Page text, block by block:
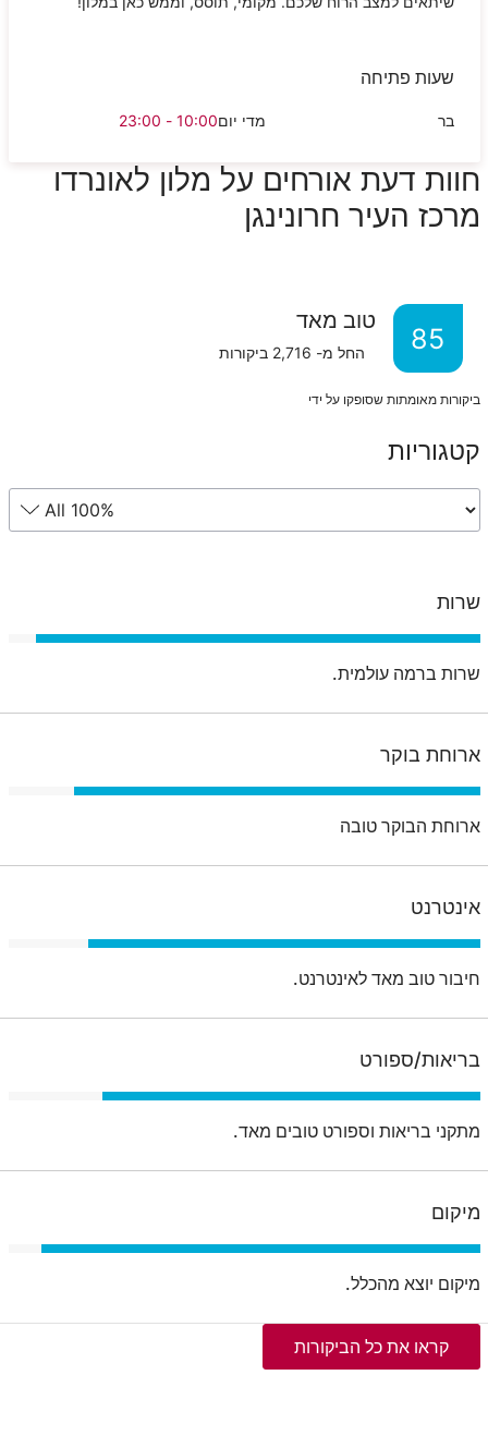
שעות פתיחה
בר מדי יום10:00 - 23:00
חוות דעת אורחים על מלון לאונרדו
מרכז העיר חרונינגן
85
טוב מאד
החל מ- 2,716 ביקורות
ביקורות מאומתות שסופקו על ידי
קטגוריות
שרות
שרות ברמה עולמית.
ארוחת בוקר
ארוחת הבוקר טובה
אינטרנט
חיבור טוב מאד לאינטרנט.
בריאות/ספורט
מתקני בריאות וספורט טובים מאד.
מיקום
מיקום יוצא מהכלל.
קראו את כל הביקורות